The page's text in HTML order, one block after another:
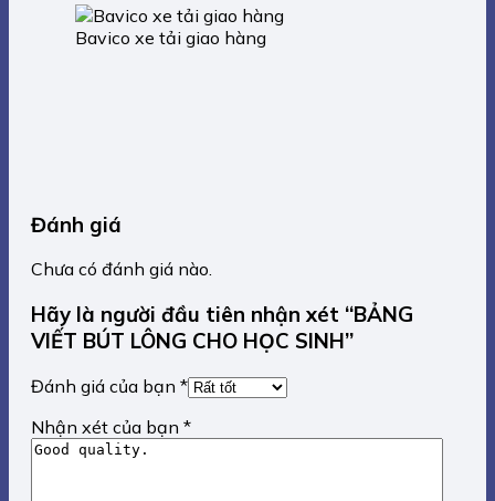
Bavico xe tải giao hàng
Đánh giá
Chưa có đánh giá nào.
Hãy là người đầu tiên nhận xét “BẢNG
VIẾT BÚT LÔNG CHO HỌC SINH”
Đánh giá của bạn *
Nhận xét của bạn *